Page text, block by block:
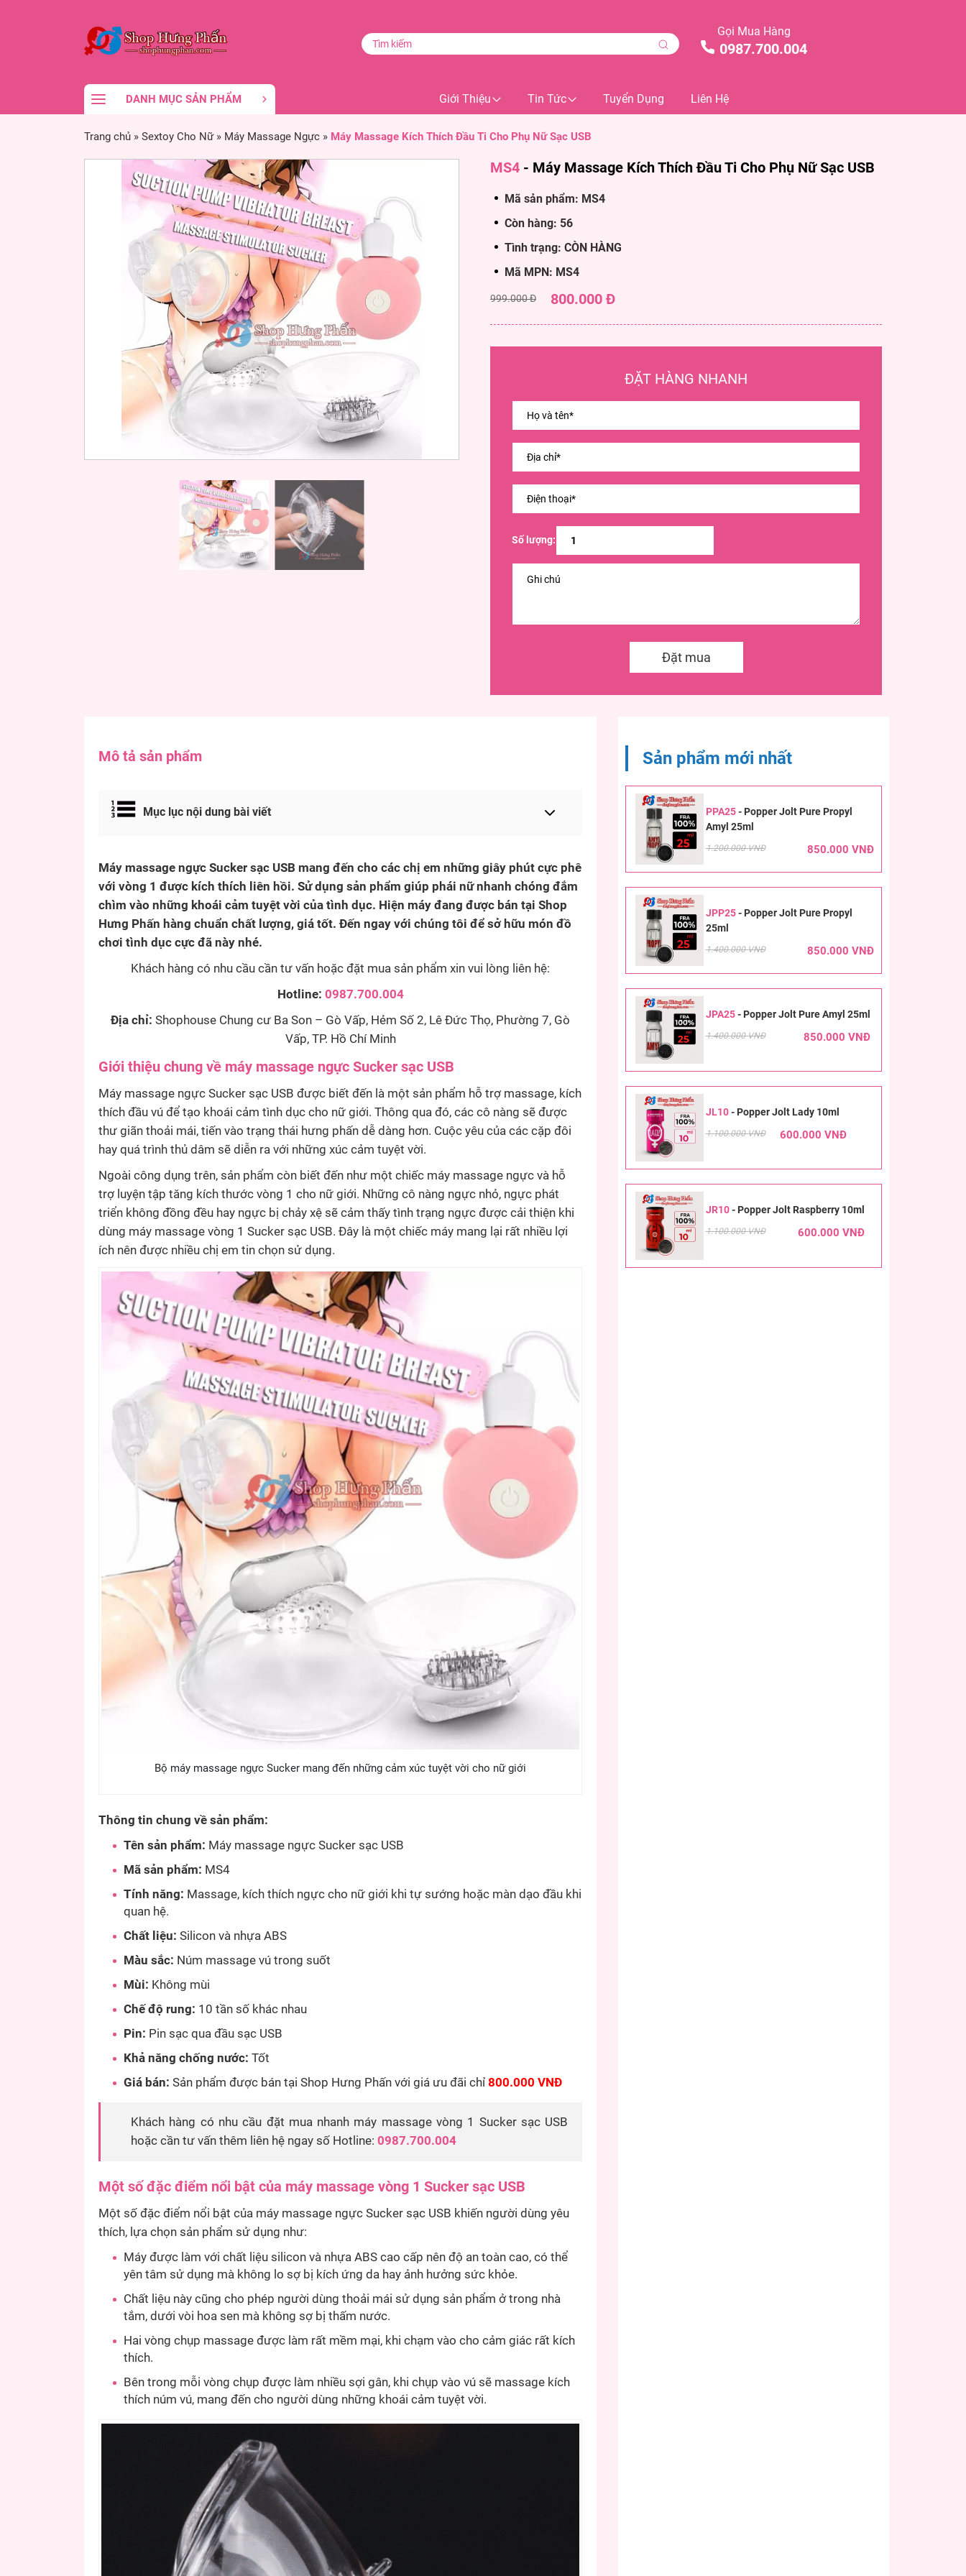
Gọi Mua Hàng
0987.700.004
DANH MỤC SẢN PHẨM Giới Thiệu Tin Tức Tuyển Dụng Liên Hệ
Trang chủ » Sextoy Cho Nữ» Máy Massage Ngực » Máy Massage Kích Thích Đầu Ti Cho Phụ Nữ Sạc USB
MS4 - Máy Massage Kích Thích Đầu Ti Cho Phụ Nữ Sạc USB
Mã sản phẩm: MS4
Còn hàng: 56
Tình trạng: CÒN HÀNG
Mã MPN: MS4
999.000 Đ 800.000 Đ
ĐẶT HÀNG NHANH
Số lượng:
Đặt mua
Mô tả sản phẩm
Mục lục nội dung bài viết
Máy massage ngực Sucker sạc USB mang đến cho các chị em những giây phút cực phê
với vòng 1 được kích thích liên hồi. Sử dụng sản phẩm giúp phái nữ nhanh chóng đắm
chìm vào những khoái cảm tuyệt vời của tình dục. Hiện máy đang được bán tại Shop
Hưng Phấn hàng chuẩn chất lượng, giá tốt. Đến ngay với chúng tôi để sở hữu món đồ
chơi tình dục cực đã này nhé.
Khách hàng có nhu cầu cần tư vấn hoặc đặt mua sản phẩm xin vui lòng liên hệ:
Hotline: 0987.700.004
Địa chỉ:Shophouse Chung cư Ba Son – Gò Vấp, Hẻm Số 2, Lê Đức Thọ, Phường 7, Gò
Vấp, TP. Hồ Chí Minh
Giới thiệu chung về máy massage ngực Sucker sạc USB
Máy massage ngực Sucker sạc USB được biết đến là một sản phẩm hỗ trợ massage, kích
thích đầu vú để tạo khoái cảm tình dục cho nữ giới. Thông qua đó, các cô nàng sẽ được
thư giãn thoải mái, tiến vào trạng thái hưng phấn dễ dàng hơn. Cuộc yêu của các cặp đôi
hay quá trình thủ dâm sẽ diễn ra với những xúc cảm tuyệt vời.
Ngoài công dụng trên, sản phẩm còn biết đến như một chiếc máy massage ngực và hỗ
trợ luyện tập tăng kích thước vòng 1 cho nữ giới. Những cô nàng ngực nhỏ, ngực phát
triển không đồng đều hay ngực bị chảy xệ sẽ cảm thấy tình trạng ngực được cải thiện khi
dùng máy massage vòng 1 Sucker sạc USB. Đây là một chiếc máy mang lại rất nhiều lợi
ích nên được nhiều chị em tin chọn sử dụng.
Bộ máy massage ngực Sucker mang đến những cảm xúc tuyệt vời cho nữ giới
Thông tin chung về sản phẩm:
Tên sản phẩm: Máy massage ngực Sucker sạc USB
Mã sản phẩm: MS4
Tính năng: Massage, kích thích ngực cho nữ giới khi tự sướng hoặc màn dạo đầu khi
quan hệ.
Chất liệu: Silicon và nhựa ABS
Màu sắc: Núm massage vú trong suốt
Mùi: Không mùi
Chế độ rung: 10 tần số khác nhau
Pin: Pin sạc qua đầu sạc USB
Khả năng chống nước: Tốt
Giá bán: Sản phẩm được bán tại Shop Hưng Phấn với giá ưu đãi chỉ 800.000 VNĐ
Khách hàng có nhu cầu đặt mua nhanh máy massage vòng 1 Sucker sạc USB
hoặc cần tư vấn thêm liên hệ ngay số Hotline: 0987.700.004
Một số đặc điểm nổi bật của máy massage vòng 1 Sucker sạc USB
Một số đặc điểm nổi bật của máy massage ngực Sucker sạc USB khiến người dùng yêu
thích, lựa chọn sản phẩm sử dụng như:
Máy được làm với chất liệu silicon và nhựa ABS cao cấp nên độ an toàn cao, có thể
yên tâm sử dụng mà không lo sợ bị kích ứng da hay ảnh hưởng sức khỏe.
Chất liệu này cũng cho phép người dùng thoải mái sử dụng sản phẩm ở trong nhà
tắm, dưới vòi hoa sen mà không sợ bị thấm nước.
Hai vòng chụp massage được làm rất mềm mại, khi chạm vào cho cảm giác rất kích
thích.
Bên trong mỗi vòng chụp được làm nhiều sợi gân, khi chụp vào vú sẽ massage kích
thích núm vú, mang đến cho người dùng những khoái cảm tuyệt vời.
Sản phẩm mới nhất
PPA25- Popper Jolt Pure Propyl
Amyl 25ml
1.200.000 VNĐ 850.000 VNĐ
JPP25- Popper Jolt Pure Propyl
25ml
1.400.000 VNĐ 850.000 VNĐ
JPA25- Popper Jolt Pure Amyl 25ml
1.400.000 VNĐ 850.000 VNĐ
JL10- Popper Jolt Lady 10ml
1.100.000 VNĐ 600.000 VNĐ
JR10- Popper Jolt Raspberry 10ml
1.100.000 VNĐ 600.000 VNĐ